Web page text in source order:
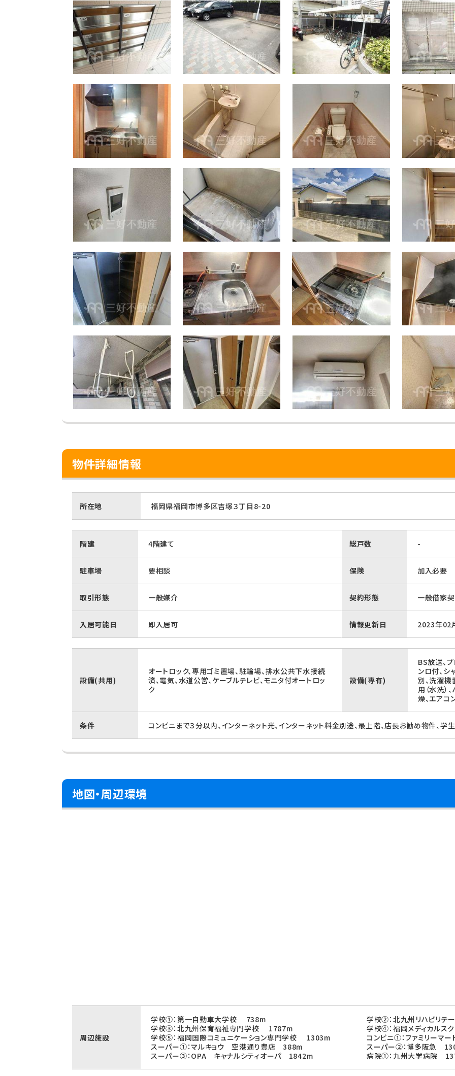
物件詳細情報
所在地 福岡県福岡市博多区吉塚３丁目8-20
階建 4階建て 総戸数 -
駐車場 要相談 保険 加入必要
取引形態 一般媒介 契約形態 一般借家
入居可能日 即入居可 情報更新日 2023年02
設備(共用)
オートロック、専用ゴミ置場、駐輪場、排水公共下水接続
済、電気、水道公営、ケーブルテレビ、モニタ付オートロッ
ク
設備(専有)
BS放送、
ンロ付、シ
別、洗濯機
用（水洗）
燥、エアコ
条件 コンビニまで３分以内、インターネット光、インターネット料金別途、最上階、店長お勧め物件、学
地図・周辺環境
周辺施設
学校①：第一自動車大学校 738m
学校②：北九州リハビリ
学校③：北九州保育福祉専門学校 1787m
学校④：福岡メディカル
学校⑤：福岡国際コミュニケーション専門学校 1303m
コンビニ①：ファミリー
スーパー①：マルキョウ 空港通り豊店 388m
スーパー②：博多阪急
スーパー③：OPA キャナルシティオーパ 1842m
病院①：九州大学病院